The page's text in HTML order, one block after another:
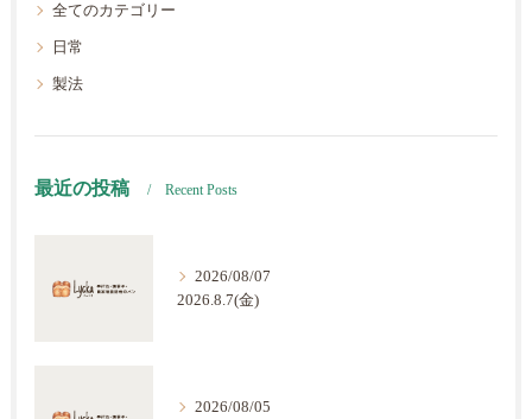
全てのカテゴリー
日常
製法
最近の投稿 Recent Posts
2026/08/07
2026.8.7(金)
2026/08/05